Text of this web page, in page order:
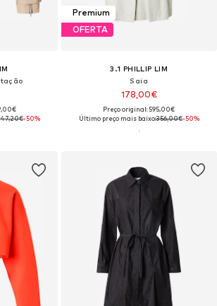
-50%
Premium
OFERTA
3.1 PHILLIP LIM
Saia
178,00€
Preço original: 595,00€
Último preço mais baixo:356,00€-50%